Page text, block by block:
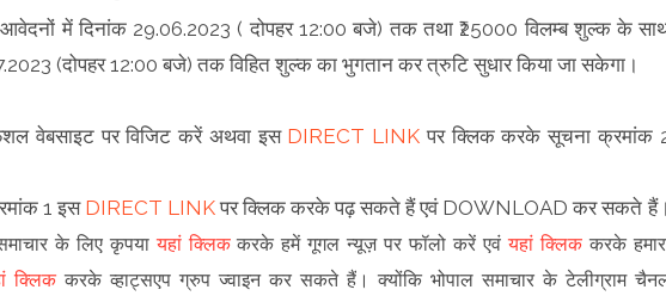
में दिनांक 29.06.2023 ( दोपहर 12:00 बजे) तक तथा ₹25000 विलम्ब शुल्क के
(दोपहर 12:00 बजे) तक विहित शुल्क का भुगतान कर त्रुटि सुधार किया जा सकेगा।
वेबसाइट पर विजिट करें अथवा इस DIRECT LINK पर क्लिक करके सूचना क्रमांक
1 इस DIRECT LINKपर क्लिक करके पढ़ सकते हैं एवं DOWNLOAD कर सकते
के लिए कृपयायहां क्लिककरके हमें गूगल न्यूज़ पर फॉलो करें एवंयहां क्लिककरके
क्लिककरके व्हाट्सएप ग्रुप ज्वाइन कर सकते हैं। क्योंकि भोपाल समाचार के टेलीग्राम